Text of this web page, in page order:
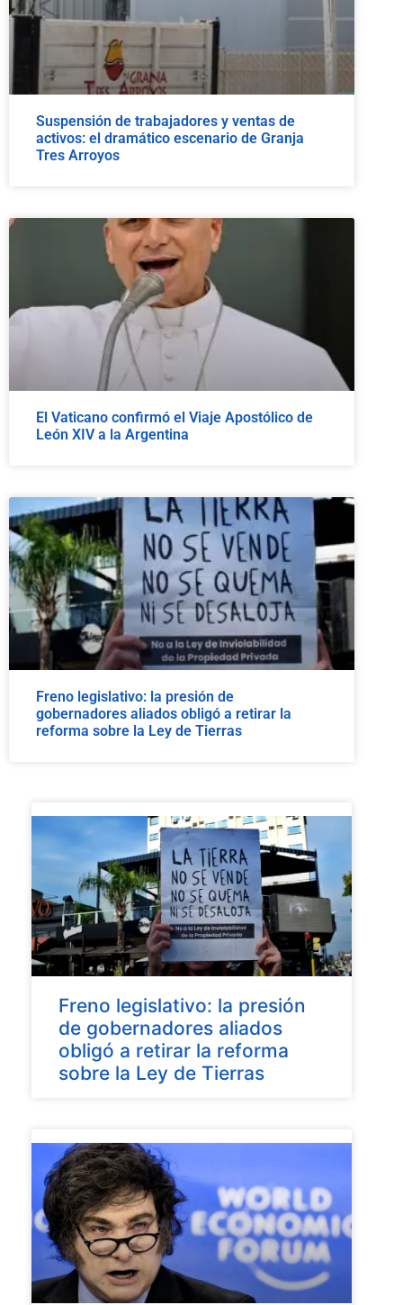
Suspensión de trabajadores y ventas de
activos: el dramático escenario de Granja
Tres Arroyos
El Vaticano confirmó el Viaje Apostólico de
León XIV a la Argentina
Freno legislativo: la presión de
gobernadores aliados obligó a retirar la
reforma sobre la Ley de Tierras
Freno legislativo: la presión
de gobernadores aliados
obligó a retirar la reforma
sobre la Ley de Tierras